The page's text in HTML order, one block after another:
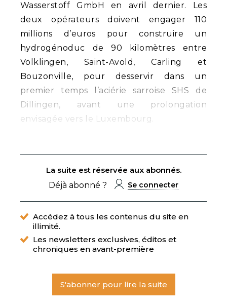
Wasserstoff GmbH en avril dernier. Les
deux opérateurs doivent engager 110
millions d’euros pour construire un
hydrogénoduc de 90 kilomètres entre
Völklingen, Saint-Avold, Carling et
Bouzonville, pour desservir dans un
premier temps l’aciérie sarroise SHS de
Dillingen, avant une prolongation
envisagée vers le Luxembourg.
La suite est réservée aux abonnés.
Déjà abonné ?
Se connecter
Accédez à tous les contenus du site en
illimité.
Les newsletters exclusives, éditos et
chroniques en avant-première
S'abonner pour lire la suite